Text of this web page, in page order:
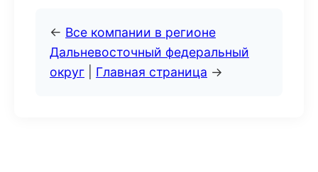
← Все компании в регионе
Дальневосточный федеральный
округ
Главная страница →